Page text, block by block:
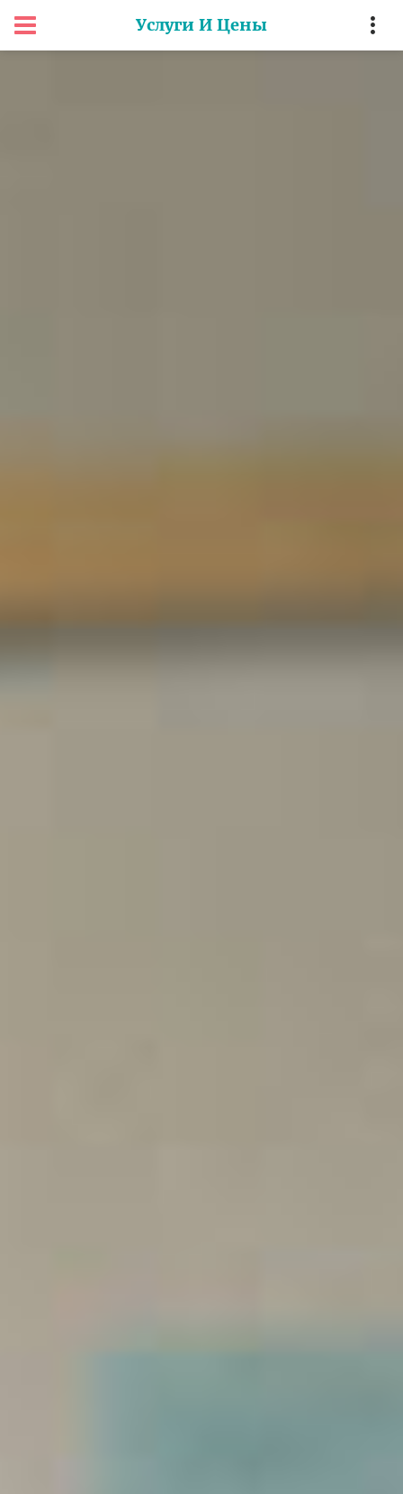
Услуги И Цены